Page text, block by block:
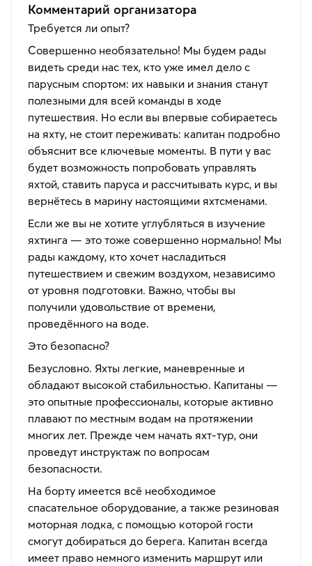
Комментарий организатора
Требуется ли опыт?
Совершенно необязательно! Мы будем рады
видеть среди нас тех, кто уже имел дело с
парусным спортом: их навыки и знания станут
полезными для всей команды в ходе
путешествия. Но если вы впервые собираетесь
на яхту, не стоит переживать: капитан подробно
объяснит все ключевые моменты. В пути у вас
будет возможность попробовать управлять
яхтой, ставить паруса и рассчитывать курс, и вы
вернётесь в марину настоящими яхтсменами.
Если же вы не хотите углубляться в изучение
яхтинга — это тоже совершенно нормально! Мы
рады каждому, кто хочет насладиться
путешествием и свежим воздухом, независимо
от уровня подготовки. Важно, чтобы вы
получили удовольствие от времени,
проведённого на воде.
Это безопасно?
Безусловно. Яхты легкие, маневренные и
обладают высокой стабильностью. Капитаны —
это опытные профессионалы, которые активно
плавают по местным водам на протяжении
многих лет. Прежде чем начать яхт-тур, они
проведут инструктаж по вопросам
безопасности.
На борту имеется всё необходимое
спасательное оборудование, а также резиновая
моторная лодка, с помощью которой гости
смогут добираться до берега. Капитан всегда
имеет право немного изменить маршрут или